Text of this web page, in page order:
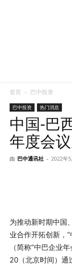
首页 巴中投资
巴中投资 热门消息
中国-巴
年度会
由 巴中通讯社 - 2022年5
为推动新时期中国
业合作开拓创新，
（简称“中巴企业
20（北京时间）通